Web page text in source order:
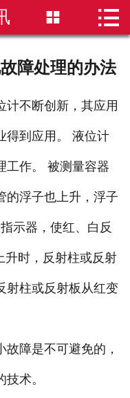
 首页
液位计选型
新闻资讯
技术知识
 
障处理的办法
计不断创新，其应用
得到应用。 液位计
工作。 被测量容器
的浮子也上升，浮子
示器，使红、白反
升时，反射柱或反射
射柱或反射板从红变
障是不可避免的，
术。